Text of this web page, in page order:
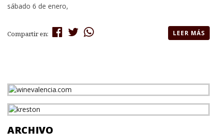
sábado 6 de enero,
Compartir en: LEER MÁS
ARCHIVO